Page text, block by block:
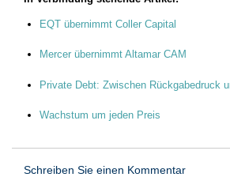
EQT übernimmt Coller Capital
Mercer übernimmt Altamar CAM
Private Debt: Zwischen Rückgabedruck
Wachstum um jeden Preis
Schreiben Sie einen Kommentar